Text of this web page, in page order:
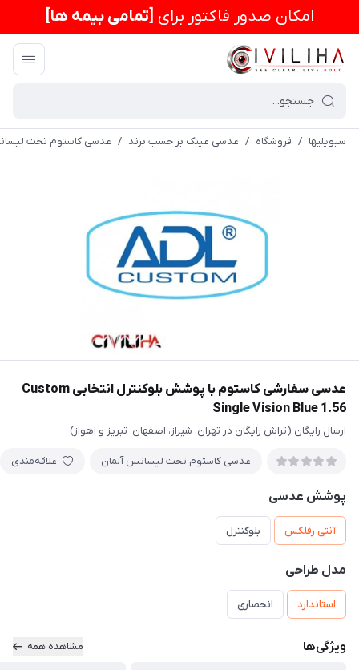
امكان صدور فاکتور برای [تمامی بیمه ها]
سیویلیها / فروشگاه / عدسی عینک بر حسب برند / عدسی کاستوم تحت
عدسی سفارشی کاستوم با پوشش بلوکنترل انتخابی Custom
Single Vision Blue 1.56
ارسال رایگان (تراش رایگان در تهران، شیراز، اصفهان، تبریز و اهواز)
عدسی کاستوم تحت لیسانس آلمان علاقه‌مندی
پوشش عدسی
آنتی رفلکس بلوکنترل
مدل طراحی
استاندارد انحصاری
ویژگی‌ها مشاهده همه